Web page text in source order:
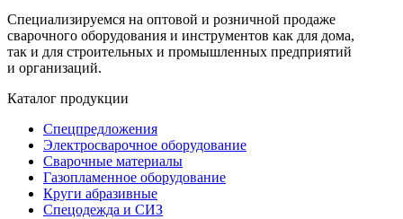
Специализируемся на оптовой и розничной продаже
сварочного оборудования и инструментов как для дома,
так и для строительных и промышленных предприятий
и организаций.
Каталог продукции
Спецпредложения
Электросварочное оборудование
Сварочные материалы
Газопламенное оборудование
Круги абразивные
Спецодежда и СИЗ